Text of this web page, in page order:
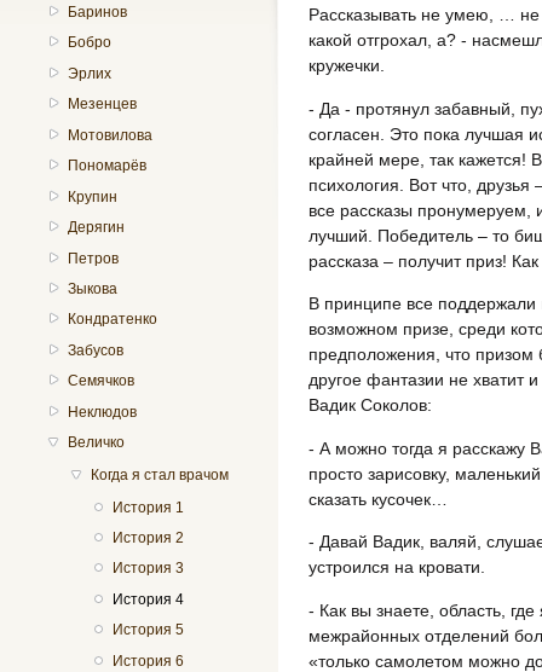
Баринов
Бобро
Эрлих
Мезенцев
Мотовилова
Пономарёв
Крупин
Дерягин
Петров
Зыкова
Кондратенко
Забусов
Семячков
Неклюдов
Величко
Когда я стал врачом
История 1
История 2
История 3
История 4
История 5
История 6
Рассказывать не умею, … не
какой отгрохал, а? -
кружечки.
- Да - протянул забавный,
согласен. Это пока лучшая
крайней мере, так кажется!
психология. Вот что,
все рассказы пронумеруем,
лучший. Победитель – то
рассказа – получит приз!
В принципе все
возможном призе, среди
предположения, что призом
другое фантазии не хватит
Вадик Соколов:
- А можно тогда я расскажу
просто зарисовку,
сказать кусочек…
- Давай Вадик, валяй,
устроился на кровати.
- Как вы знаете, область,
межрайонных отделений
«только самолетом можно